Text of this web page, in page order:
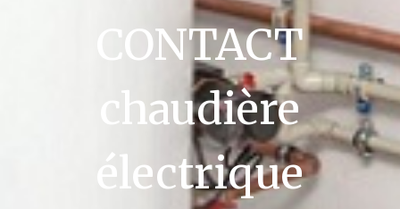
CONTACT
chaudière
électrique